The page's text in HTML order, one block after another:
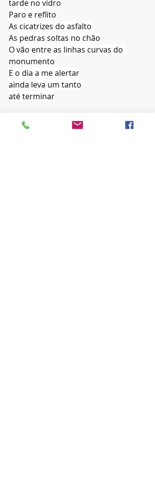
tarde no vidro
Paro e reflito
As cicatrizes do asfalto
As pedras soltas no chão
O vão entre as linhas curvas do
monumento
E o dia a me alertar
ainda leva um tanto
até terminar
Inorbel Maranhão Viégas